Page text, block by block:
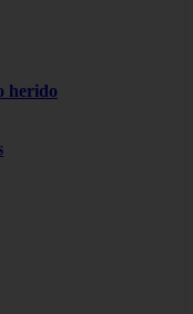
herido